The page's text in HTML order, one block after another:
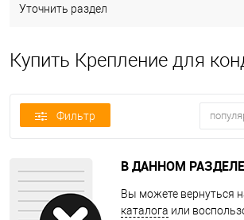
Уточнить раздел
Купить Крепление для
Фильтр
В ДАННОМ
Вы можете вернуться
каталога или